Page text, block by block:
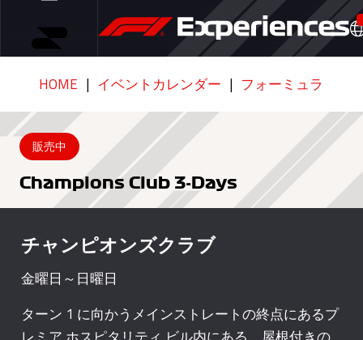
HOME イベントカレンダー フォーミュラ1 カ
販売中
Champions Club 3-Days
チャンピオンズクラブ
金曜日～日曜日
ターン 1 に向かうメインストレートの終点にあるプ